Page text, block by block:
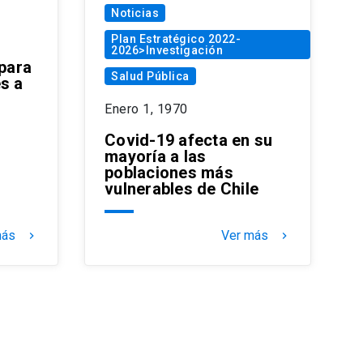
a
keyboard_arrow_right
Noticias
Plan Estratégico 2022-
2026>Investigación
Salud Pública
Enero 1, 1970
Covid-19 afecta en su
mayoría a las
poblaciones más
vulnerables de Chile
Ver más keyboard_arrow_right